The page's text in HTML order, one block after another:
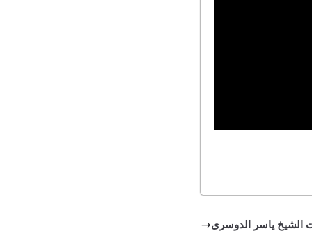
الشيخ ياسر الدوسرى